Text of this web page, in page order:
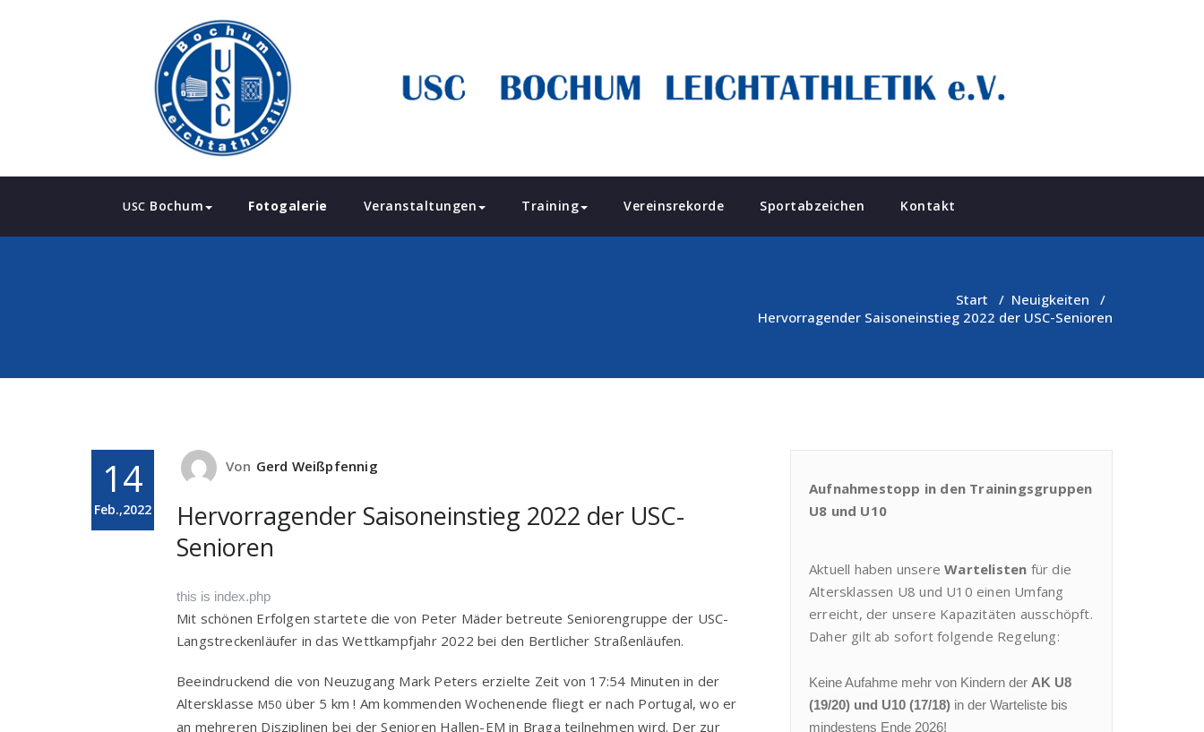
USC Bochum Fotogalerie Veranstaltungen Training Vereinsrekorde Sportabzeichen Kontakt
Start / Neuigkeiten /
Hervorragender Saisoneinstieg 2022 der USC-Senioren
14
Feb.,2022
Von Gerd Weißpfennig
Hervorragender Saisoneinstieg 2022 der USC-
Senioren
this is index.php
Mit schö­nen Erfol­gen star­te­te die von Peter Mäder betreu­te Senio­ren­grup­pe der USC-
Lang­stre­cken­läu­fer in das Wett­kampf­jahr 2022 bei den Bert­li­cher Straßenläufen.
Beein­dru­ckend die von Neu­zu­gang Mark Peters erziel­te Zeit von 17:54 Minu­ten in der
Alters­klas­se M50 über 5 km ! Am kom­men­den Wochen­en­de fliegt er nach Por­tu­gal, wo er
an meh­re­ren Dis­zi­pli­nen bei der Senio­ren Hal­len-EM in Bra­ga teil­neh­men wird. Der zur
Aufnahmestopp in den Trainingsgruppen
U8 und U10
Aktuell haben unsereWartelisten für die
Altersklassen U8 und U10 einen Umfang
erreicht, der unsere Kapazitäten ausschöpft.
Daher gilt ab sofort folgende Regelung:
Keine Aufahme mehr von Kindern der AK U8
(19/20) und U10 (17/18) in der Warteliste bis
mindestens Ende 2026!